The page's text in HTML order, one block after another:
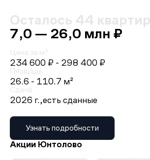
Осталось 44
7,0 — 26,0 млн ₽
Цена за м²
234 600 ₽ - 298 400 ₽
Площадь
26.6 - 110.7 м²
Сдача
2026 г.,есть сданные
Узнать подробности
Акции Юнтолово